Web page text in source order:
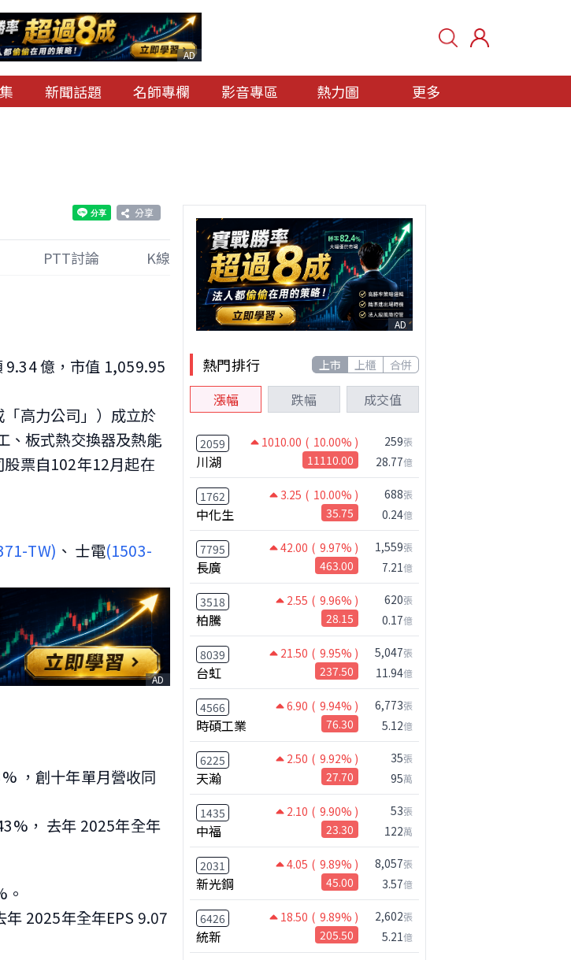
AD
新聞話題 名師專欄 影音專區 熱力圖 更多
分享
PTT討論 K線
9.34 億，市值 1,059.95
高力公司」）成立於
、板式熱交換器及熱能
票自102年12月起在
TW) 、 士電(1503-
AD
，創十年單月營收同
， 去年 2025年全年
年 2025年全年EPS 9.07
AD
熱門排行 上市 上櫃 合併
漲幅 跌幅 成交值
2059 1010.00 ( 10.00% )
川湖 11110.00
259張
28.77億
1762 3.25 ( 10.00% )
中化生 35.75
688張
0.24億
7795 42.00 ( 9.97% )
長廣 463.00
1,559張
7.21億
3518 2.55 ( 9.96% )
柏騰 28.15
620張
0.17億
8039 21.50 ( 9.95% )
台虹 237.50
5,047張
11.94億
4566 6.90 ( 9.94% )
時碩工業 76.30
6,773張
5.12億
6225 2.50 ( 9.92% )
天瀚 27.70
35張
95萬
1435 2.10 ( 9.90% )
中福 23.30
53張
122萬
2031 4.05 ( 9.89% )
新光鋼 45.00
8,057張
3.57億
6426 18.50 ( 9.89% )
統新 205.50
2,602張
5.21億